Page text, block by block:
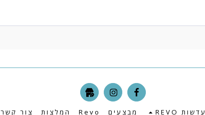
עדשות REVO מבצעים Revo המלצות צור קשר